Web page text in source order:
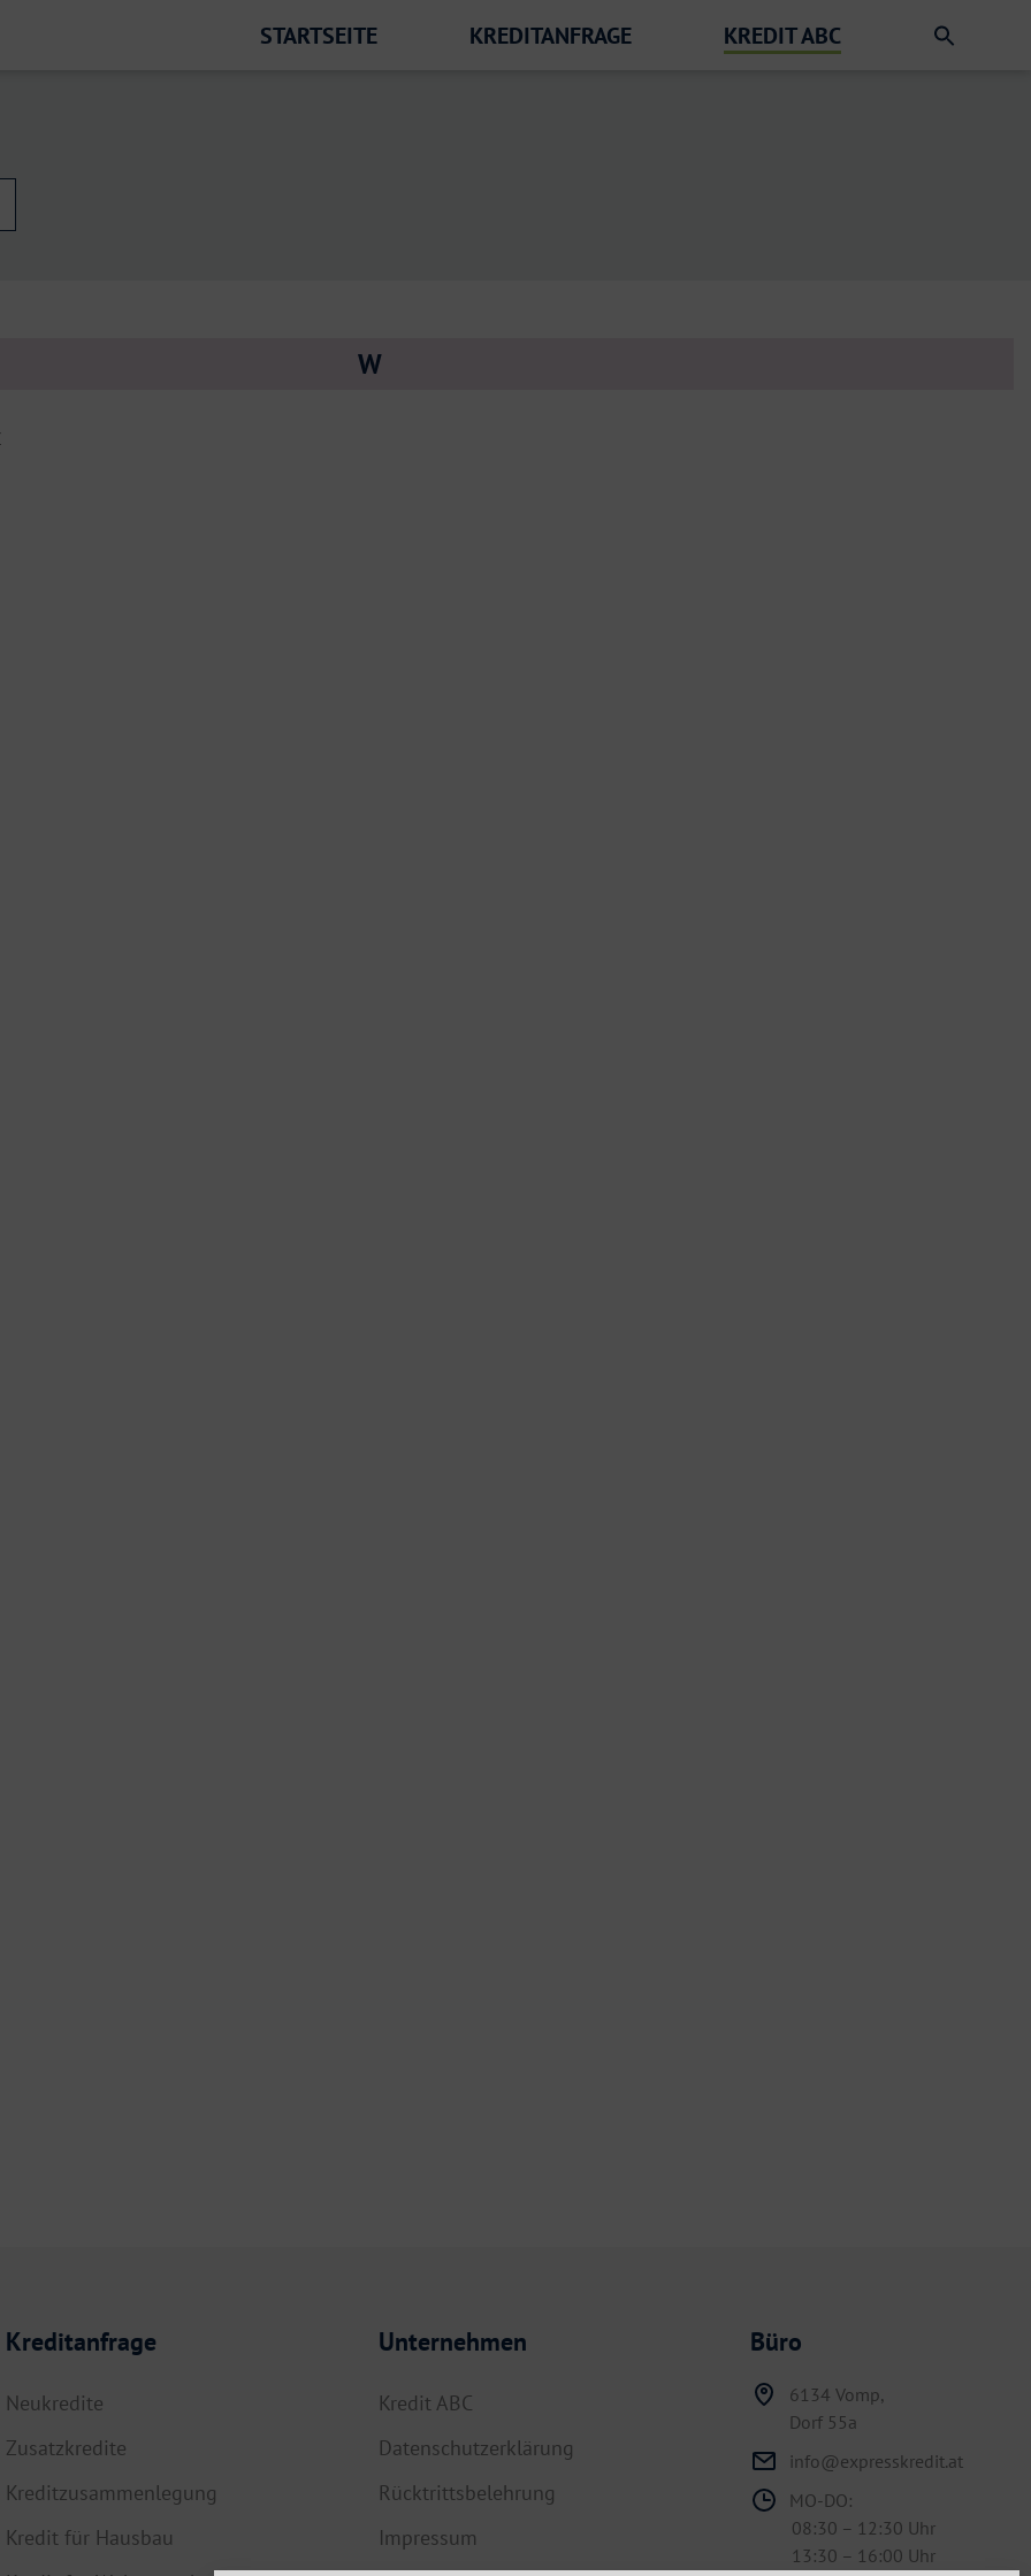
STARTSEITE KREDITANFRAGE KREDIT ABC
W
Kreditanfrage
Neukredite
Zusatzkredite
Kreditzusammenlegung
Kredit für Hausbau
Unternehmen
Kredit ABC
Datenschutzerklärung
Rücktrittsbelehrung
Impressum
Büro
6134 Vomp,
Dorf 55a
info@expresskredit.at
MO-DO:
08:30 – 12:30 Uhr
13:30 – 16:00 Uhr